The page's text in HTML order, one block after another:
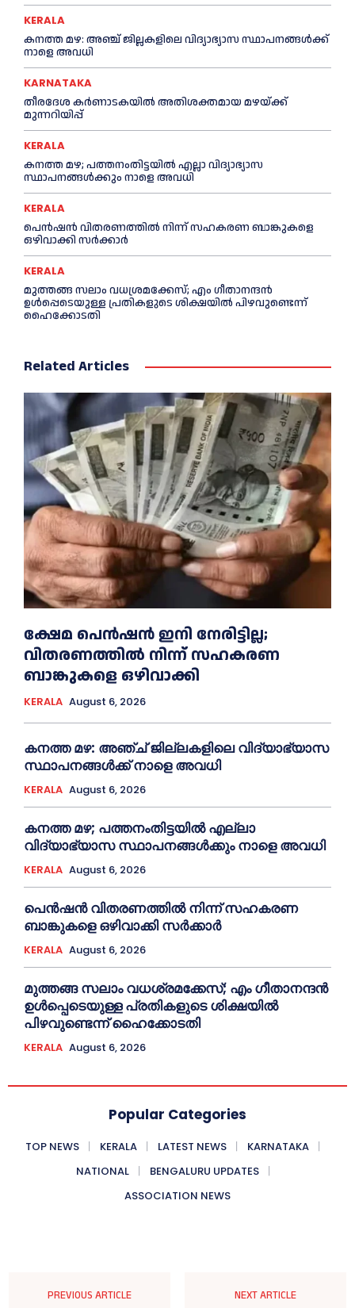
KERALA
കനത്ത മഴ: അഞ്ച് ജില്ലകളിലെ വിദ്യാഭ്യാസ സ്ഥാപനങ്ങൾക്ക്
നാളെ അവധി
KARNATAKA
തീരദേശ കർണാടകയിൽ അതിശക്തമായ മഴയ്ക്ക്
മുന്നറിയിപ്പ്
KERALA
കനത്ത മഴ; പത്തനംതിട്ടയില്‍ എല്ലാ വിദ്യാഭ്യാസ
സ്ഥാപനങ്ങള്‍ക്കും നാളെ അവധി
KERALA
പെൻഷൻ വിതരണത്തില്‍ നിന്ന് സഹകരണ ബാങ്കുകളെ
ഒഴിവാക്കി സര്‍ക്കാര്‍
KERALA
മുത്തങ്ങ സലാം വധശ്രമക്കേസ്; എം ഗീതാനന്ദൻ
ഉള്‍പ്പെടെയുള്ള പ്രതികളുടെ ശിക്ഷയില്‍ പിഴവുണ്ടെന്ന്
ഹൈക്കോടതി
Related Articles
ക്ഷേമ പെൻഷൻ ഇനി നേരിട്ടില്ല;
വിതരണത്തിൽ നിന്ന് സഹകരണ
ബാങ്കുകളെ ഒഴിവാക്കി
KERALA August 6, 2026
കനത്ത മഴ: അഞ്ച് ജില്ലകളിലെ വിദ്യാഭ്യാസ
സ്ഥാപനങ്ങൾക്ക് നാളെ അവധി
KERALA August 6, 2026
കനത്ത മഴ; പത്തനംതിട്ടയില്‍ എല്ലാ
വിദ്യാഭ്യാസ സ്ഥാപനങ്ങള്‍ക്കും നാളെ അവധി
KERALA August 6, 2026
പെൻഷൻ വിതരണത്തില്‍ നിന്ന് സഹകരണ
ബാങ്കുകളെ ഒഴിവാക്കി സര്‍ക്കാര്‍
KERALA August 6, 2026
മുത്തങ്ങ സലാം വധശ്രമക്കേസ്; എം ഗീതാനന്ദൻ
ഉള്‍പ്പെടെയുള്ള പ്രതികളുടെ ശിക്ഷയില്‍
പിഴവുണ്ടെന്ന് ഹൈക്കോടതി
KERALA August 6, 2026
Popular Categories
TOP NEWS KERALA LATEST NEWS
KARNATAKA
NATIONAL
BENGALURU UPDATES
ASSOCIATION NEWS
PREVIOUS ARTICLE NEXT ARTICLE